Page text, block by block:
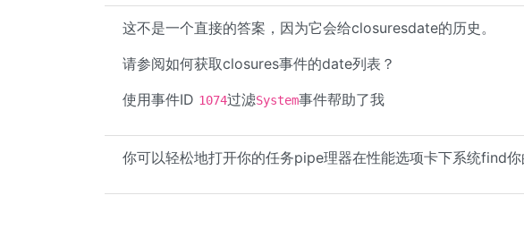
这不是一个直接的答案，因为它会给closuresdate的历史。
请参阅如何获取closures事件的date列表？
使用事件ID 1074过滤System事件帮助了我
你可以轻松地打开你的任务pipe理器在性能选项卡下系统find你